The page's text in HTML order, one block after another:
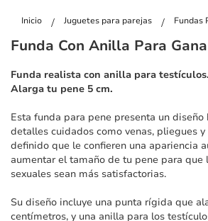
Inicio Juguetes para parejas Fundas
final
la
de
imágenes
de
galería
de
Funda Con Anilla Para
Funda realista con anilla para testículos.
Alarga tu pene 5 cm.
Esta funda para pene presenta un
detalles cuidados como venas, pliegues
definido que le confieren una apariencia
aumentar el tamaño de tu pene para que
sexuales sean más satisfactorias.
Su diseño incluye una punta rígida que
centímetros, y una anilla para los